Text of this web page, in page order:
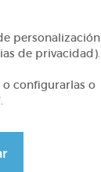
personalización
de privacidad).
o configurarlas o